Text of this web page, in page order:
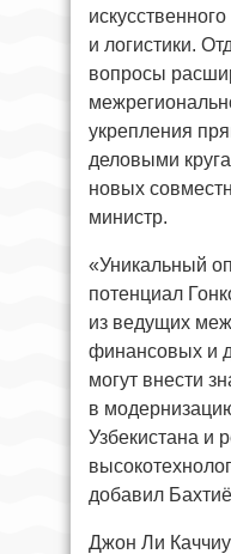
и логистики.
вопросы
укрепления
деловыми
новых
министр.
«Уникальный
потенциал
из ведущих
финансовых и
могут внести
в
Узбекистана и
добавил
Джон Ли